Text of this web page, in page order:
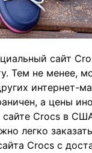
сайт
Тем не менее,
интернет-
а цены
Crocs в
легко
Crocs с